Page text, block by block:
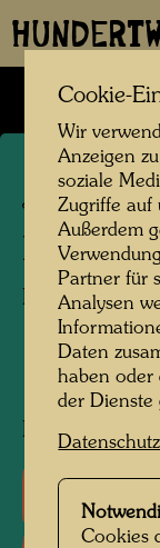
JW 16
BILD
Painting for
1943
Painted in
Cookie-
Wir
Anzeigen
soziale
Zugriffe auf
Außerdem
Partner für
Analysen
Daten
haben oder
der Dienste
Cookies